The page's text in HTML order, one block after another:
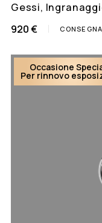
Gessi,
920 €
Occasione
Per rinnovo